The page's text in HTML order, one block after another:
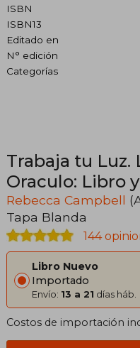
ISBN
ISBN13
Editado en
N° edición
Categorías
Trabaja tu Luz.
Oraculo: Libro
Rebecca Campbell
Tapa Blanda
144
Libro Nuevo
Importado
Envío: 13 a 21 días háb.
Costos de importación